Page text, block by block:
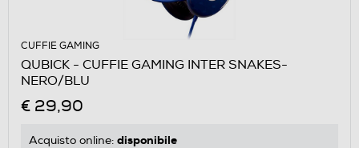
CUFFIE GAMING
QUBICK - CUFFIE GAMING INTER SNAKES-
NERO/BLU
€ 29,90
Acquisto online: disponibile